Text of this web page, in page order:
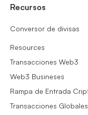
Recursos
Conversor de divisas
Resources
Transacciones Web3
Web3 Busineses
Rampa de Entrada
Transacciones Globales